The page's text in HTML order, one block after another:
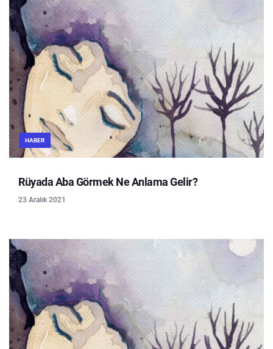
HABER
Rüyada Aba Görmek Ne Anlama Gelir?
23 Aralık 2021